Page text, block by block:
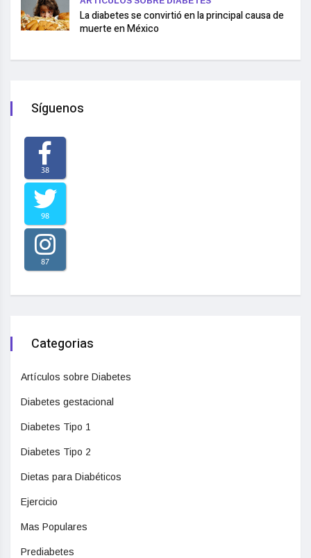
La diabetes se convirtió en la principal causa de
muerte en México
Síguenos
38
98
87
Categorias
Artículos sobre Diabetes
Diabetes gestacional
Diabetes Tipo 1
Diabetes Tipo 2
Dietas para Diabéticos
Ejercicio
Mas Populares
Prediabetes